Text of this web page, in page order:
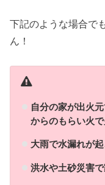
下記のような場合で
ん！
自分の家が出火
からのもらい火
大雨で水漏れが
洪水や土砂災害